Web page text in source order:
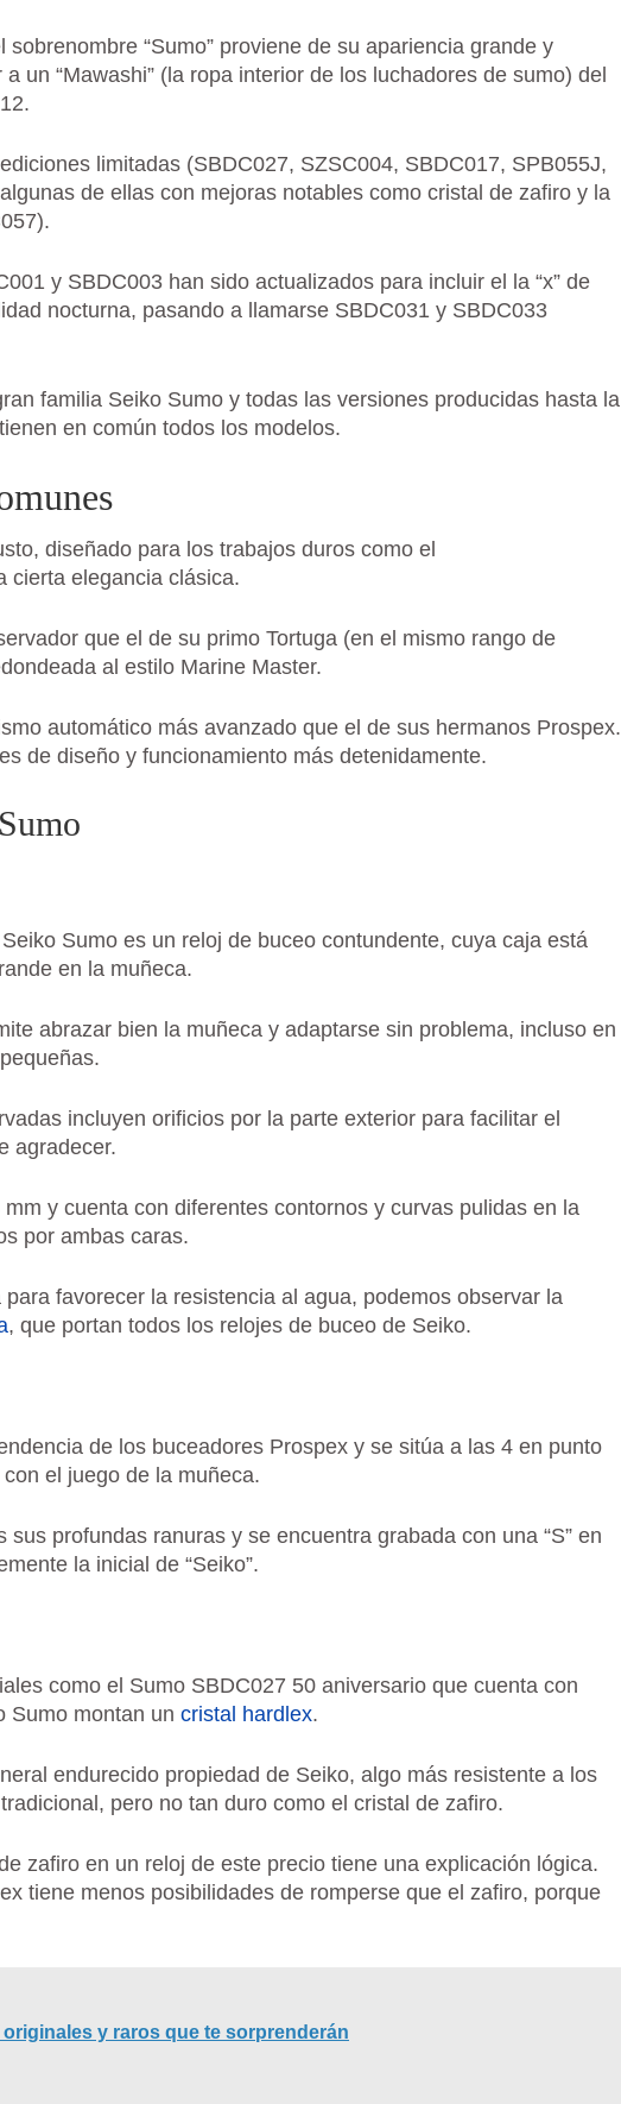
“Sumo” proviene de su apariencia grande y
un “Mawashi” (la ropa interior de los luchadores de sumo) del
limitadas (SBDC027, SZSC004, SBDC017, SPB055J,
de ellas con mejoras notables como cristal de zafiro y la
y SBDC003 han sido actualizados para incluir el la “x” de
nocturna, pasando a llamarse SBDC031 y SBDC033
familia Seiko Sumo y todas las versiones producidas hasta la
en común todos los modelos.
diseñado para los trabajos duros como el
cierta elegancia clásica.
que el de su primo Tortuga (en el mismo rango de
al estilo Marine Master.
automático más avanzado que el de sus hermanos Prospex.
de diseño y funcionamiento más detenidamente.
Sumo es un reloj de buceo contundente, cuya caja está
en la muñeca.
abrazar bien la muñeca y adaptarse sin problema, incluso en
incluyen orificios por la parte exterior para facilitar el
agradecer.
y cuenta con diferentes contornos y curvas pulidas en la
por ambas caras.
favorecer la resistencia al agua, podemos observar la
, que portan todos los relojes de buceo de Seiko.
de los buceadores Prospex y se sitúa a las 4 en punto
el juego de la muñeca.
profundas ranuras y se encuentra grabada con una “S” en
la inicial de “Seiko”.
como el Sumo SBDC027 50 aniversario que cuenta con
Sumo montan un cristal hardlex.
endurecido propiedad de Seiko, algo más resistente a los
pero no tan duro como el cristal de zafiro.
zafiro en un reloj de este precio tiene una explicación lógica.
tiene menos posibilidades de romperse que el zafiro, porque
originales y raros que te sorprenderán